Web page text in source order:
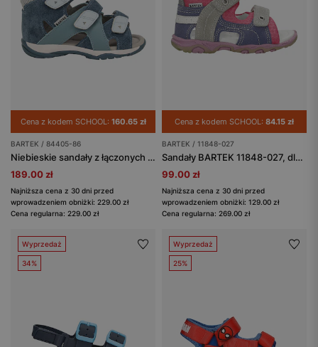
Cena z kodem SCHOOL: 160.65 zł
BARTEK / 84405-86
Niebieskie sandały z łączonych skór BARTEK 84405-86
189.00 zł
Najniższa cena z 30 dni przed
wprowadzeniem obniżki: 229.00 zł
Cena regularna: 229.00 zł
Cena z kodem SCHOOL: 84.15 zł
BARTEK / 11848-027
Sandały BARTEK 11848-027, dla dziewcząt, różowo-fioletowo-szary
99.00 zł
Najniższa cena z 30 dni przed
wprowadzeniem obniżki: 129.00 zł
Cena regularna: 269.00 zł
Wyprzedaż
34%
Wyprzedaż
25%